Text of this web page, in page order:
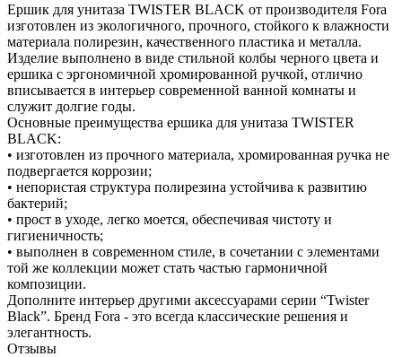
Ершик для унитаза TWISTER BLACK от производителя Fora
изготовлен из экологичного, прочного, стойкого к влажности
материала полирезин, качественного пластика и металла.
Изделие выполнено в виде стильной колбы черного цвета и
ершика с эргономичной хромированной ручкой, отлично
вписывается в интерьер современной ванной комнаты и
служит долгие годы.
Основные преимущества ершика для унитаза TWISTER
BLACK:
• изготовлен из прочного материала, хромированная ручка не
подвергается коррозии;
• непористая структура полирезина устойчива к развитию
бактерий;
• прост в уходе, легко моется, обеспечивая чистоту и
гигиеничность;
• выполнен в современном стиле, в сочетании с элементами
той же коллекции может стать частью гармоничной
композиции.
Дополните интерьер другими аксессуарами серии “Twister
Black”. Бренд Fora - это всегда классические решения и
элегантность.
Отзывы